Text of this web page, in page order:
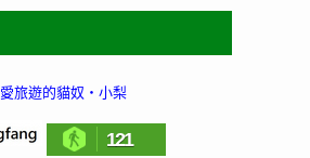
愛旅遊的貓奴‧小梨
121